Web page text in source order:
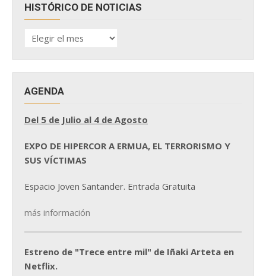
HISTÓRICO DE NOTICIAS
HISTÓRICO
DE
AGENDA
Del 5 de Julio al 4 de Agosto
EXPO DE HIPERCOR A ERMUA, EL TERRORISMO Y
SUS VÍCTIMAS
Espacio Joven Santander. Entrada Gratuita
más información
Estreno de "Trece entre mil" de Iñaki Arteta en
Netflix.